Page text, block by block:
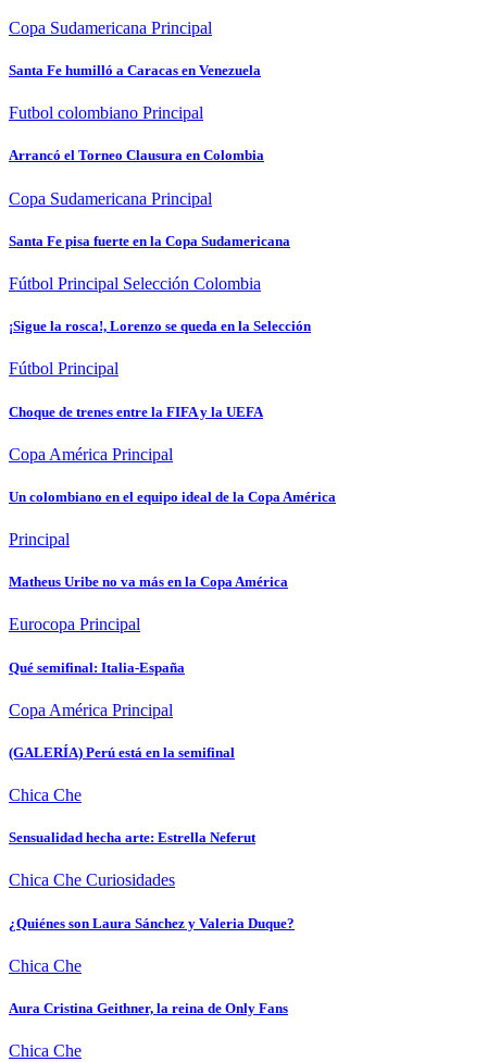
Copa Sudamericana Principal
Santa Fe humilló a Caracas en Venezuela
Futbol colombiano Principal
Arrancó el Torneo Clausura en Colombia
Copa Sudamericana Principal
Santa Fe pisa fuerte en la Copa Sudamericana
Fútbol Principal Selección Colombia
¡Sigue la rosca!, Lorenzo se queda en la Selección
Fútbol Principal
Choque de trenes entre la FIFA y la UEFA
Copa América Principal
Un colombiano en el equipo ideal de la Copa América
Principal
Matheus Uribe no va más en la Copa América
Eurocopa Principal
Qué semifinal: Italia-España
Copa América Principal
(GALERÍA) Perú está en la semifinal
Chica Che
Sensualidad hecha arte: Estrella Neferut
Chica Che Curiosidades
¿Quiénes son Laura Sánchez y Valeria Duque?
Chica Che
Aura Cristina Geithner, la reina de Only Fans
Chica Che